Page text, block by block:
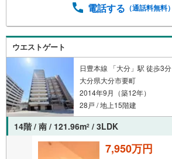
電話する （通話料無料）
ウエストゲート
日豊本線 「大分」駅 徒歩3分
大分県大分市要町
2014年9月（築12年）
28戸 / 地上15階建
14階 / 南 / 121.96m2 / 3LDK
7,950万円